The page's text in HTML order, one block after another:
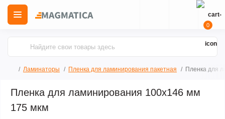
0
Ламинаторы Пленка для ламинирования пакетная Пленка для
Пленка для ламинирования 100х146 мм
175 мкм